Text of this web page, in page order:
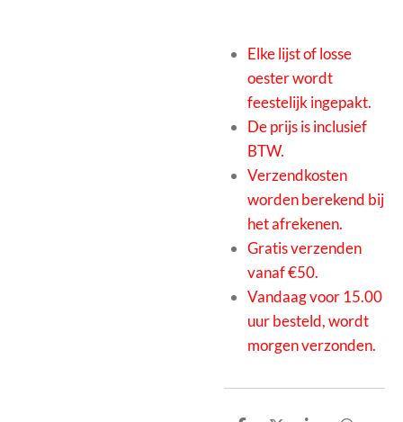
Elke lijst of losse
oester wordt
feestelijk ingepakt.
De prijs is inclusief
BTW.
Verzendkosten
worden berekend bij
het afrekenen.
Gratis verzenden
vanaf €50.
Vandaag voor 15.00
uur besteld, wordt
morgen verzonden.